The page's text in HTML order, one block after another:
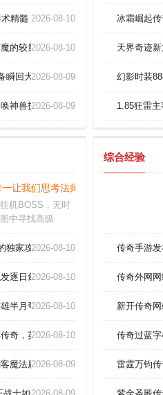
精髓 2026-08-10
的较量，挑战传奇私服中的神秘力量
2026-08-10
瞬回大还丹！
2026-08-09
神兽技巧！2026-08-09
冰霜崛起
天界奇迹
幻影时装
1.85狂雷
让我们思考法师分身术
机BOSS，无时
中寻找高级
的挑战，享受激
业体系，多元化
体验超级逼真的
独家攻略！2026-08-10
逐日剑法双倍暴击？
2026-08-10
半月弯刀2026-08-10
奇，英雄不在
2026-08-10
魔法盾。2026-08-09
综合经验
传奇手游
传奇外网
新开传奇
传奇过蓝
雷霆万钧